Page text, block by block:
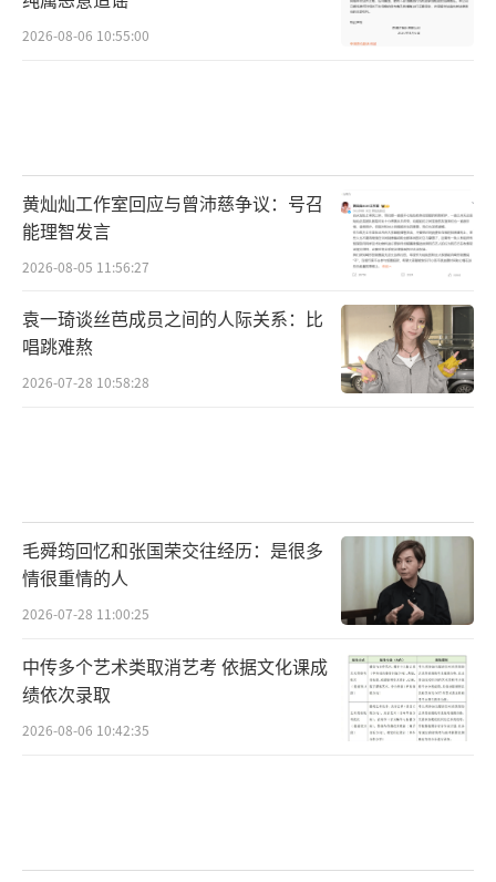
2026-08-06 10:55:00
黄灿灿工作室回应与曾沛慈争议：号召
能理智发言
2026-08-05 11:56:27
袁一琦谈丝芭成员之间的人际关系：比
唱跳难熬
2026-07-28 10:58:28
毛舜筠回忆和张国荣交往经历：是很多
情很重情的人
2026-07-28 11:00:25
中传多个艺术类取消艺考 依据文化课成
绩依次录取
2026-08-06 10:42:35